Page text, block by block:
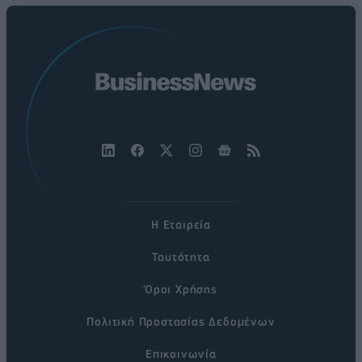
Η Εταιρεία
Ταυτότητα
Όροι Χρήσης
Πολιτική Προστασίας Δεδομένων
Επικοινωνία